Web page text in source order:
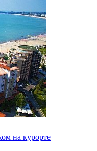
на курорте